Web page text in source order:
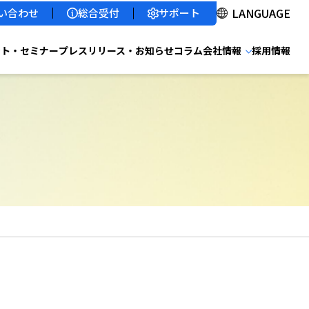
合わせ 総合受付 サポート
・セミナープレスリリース・お知らせコラム会社情報 採用情報